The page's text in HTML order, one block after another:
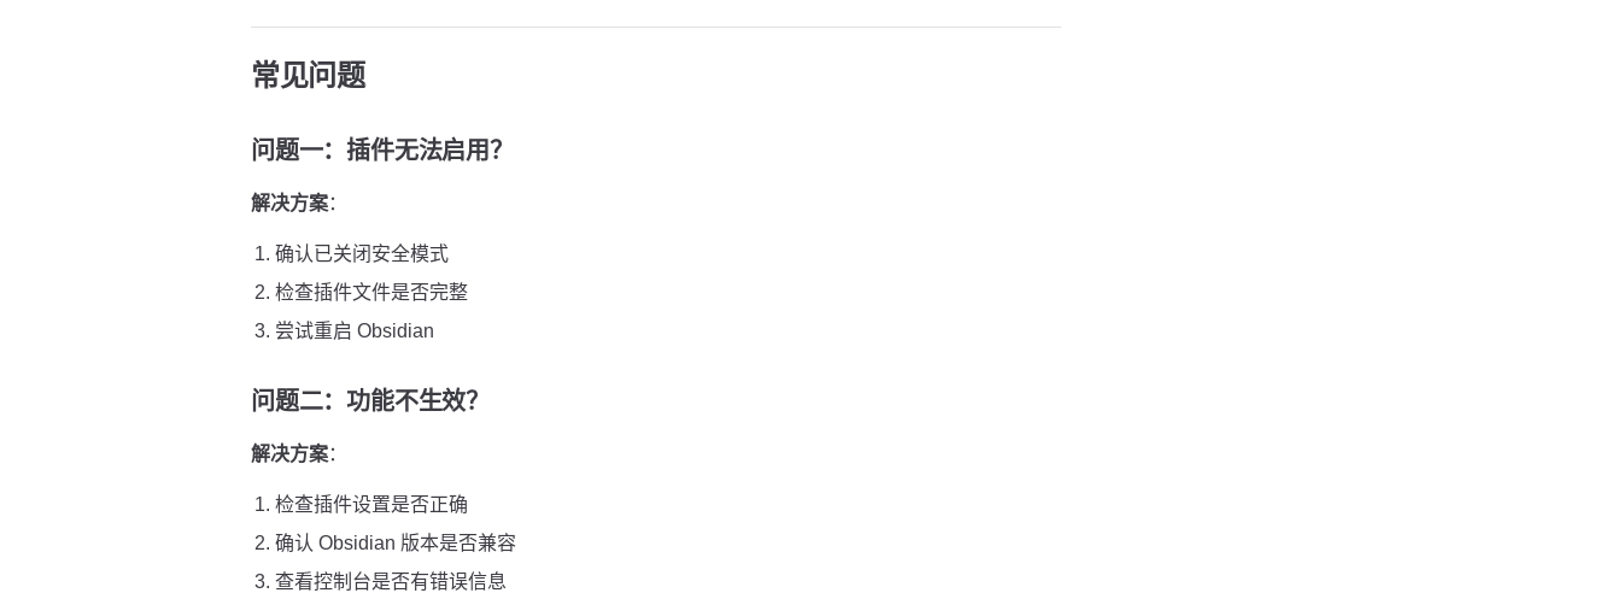
常见问题
问题一：插件无法启用？
解决方案：
确认已关闭安全模式
检查插件文件是否完整
尝试重启 Obsidian
问题二：功能不生效？
解决方案：
检查插件设置是否正确
确认 Obsidian 版本是否兼容
查看控制台是否有错误信息